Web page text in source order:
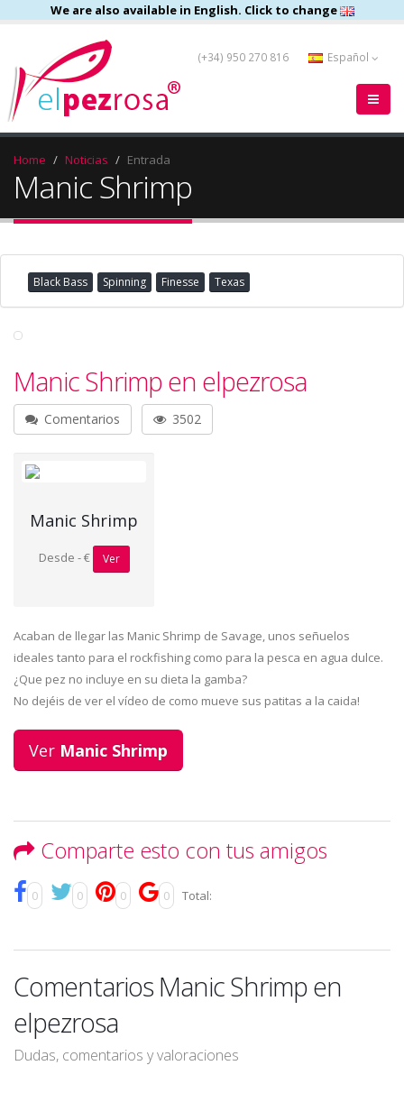
We are also available in English. Click to change
(+34) 950 270 816 Español
Home Noticias Entrada
Manic Shrimp
Black Bass Spinning Finesse Texas
Manic Shrimp en elpezrosa
Comentarios 3502
Manic Shrimp
Desde - € Ver
Acaban de llegar las Manic Shrimp de Savage, unos señuelos
ideales tanto para el rockfishing como para la pesca en agua dulce.
¿Que pez no incluye en su dieta la gamba?
No dejéis de ver el vídeo de como mueve sus patitas a la caida!
Ver Manic Shrimp
Comparte esto con tus amigos
0 0 0 0 Total:
Comentarios Manic Shrimp en
elpezrosa
Dudas, comentarios y valoraciones